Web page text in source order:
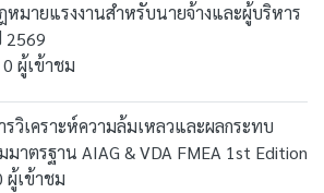
หมายแรงงานสำหรับนายจ้างและผู้บริหาร
2569
ผู้เข้าชม
วิเคราะห์ความล้มเหลวและผลกระทบ
มาตรฐาน AIAG & VDA FMEA 1st Edition
ผู้เข้าชม